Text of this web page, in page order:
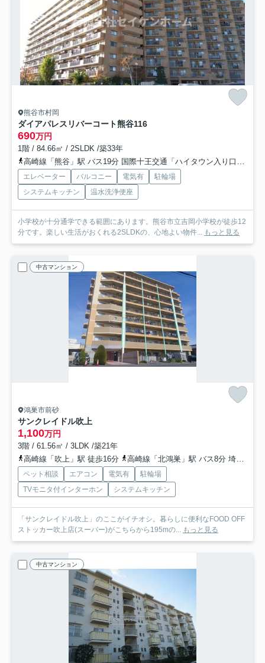
熊谷市村岡
ダイアパレスリバーコート熊谷116
690万円
1階 / 84.66㎡ / 2SLDK /築33年
高崎線「熊谷」駅 バス19分 国際十王交通「ハイタウン入り口」 停歩5分
エレベーター バルコニー 電気有
駐輪場
システムキッチン
温水洗浄便座
小学校が十分通学できる範囲にあります。熊谷市立吉岡小学校が徒歩12
分です。楽しい生活がおくれる2SLDKの、心地よい物件... もっと見る
中古マンション
鴻巣市前砂
サンクレイドル吹上
1,100万円
3階 / 61.56㎡ / 3LDK /築21年
高崎線「吹上」駅 徒歩16分
高崎線「北鴻巣」駅 バス8分 埼玉県鴻巣市「前砂公園入口」 停歩2分
ペット相談 エアコン 電気有
駐輪場
TVモニタ付インターホン
システムキッチン
「サンクレイドル吹上」のここがイチオシ。暮らしに便利なFOOD OFF
ストッカー吹上店(スーパー)がこちらから195mの... もっと見る
中古マンション